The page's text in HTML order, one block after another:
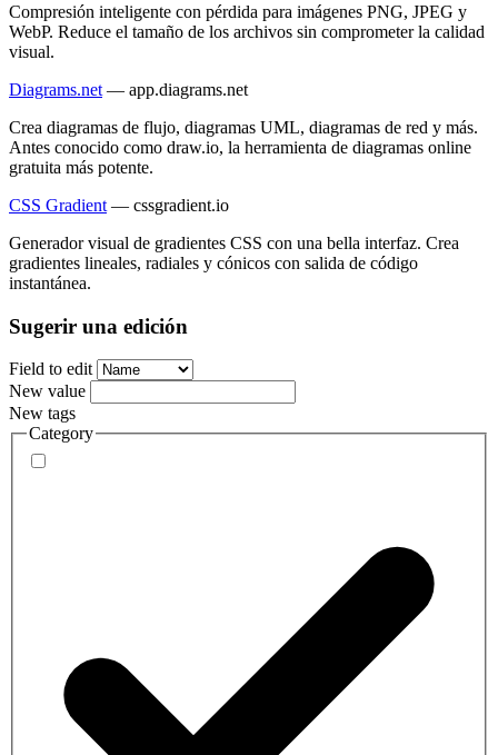
Compresión inteligente con pérdida para imágenes PNG, JPEG y
WebP. Reduce el tamaño de los archivos sin comprometer la calidad
visual.
Diagrams.net — app.diagrams.net
Crea diagramas de flujo, diagramas UML, diagramas de red y más.
Antes conocido como draw.io, la herramienta de diagramas online
gratuita más potente.
CSS Gradient — cssgradient.io
Generador visual de gradientes CSS con una bella interfaz. Crea
gradientes lineales, radiales y cónicos con salida de código
instantánea.
Sugerir una edición
Field to edit
New value
New tags
Category